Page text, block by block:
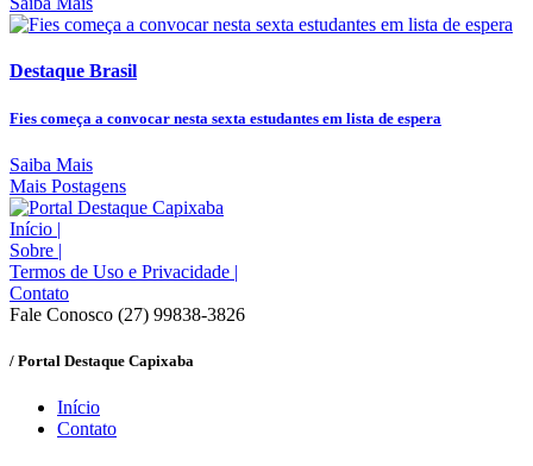
Destaque Brasil
Fies começa a convocar nesta sexta estudantes em lista de espera
Saiba Mais
Mais Postagens
Início |
Sobre |
Termos de Uso e Privacidade |
Contato
Fale Conosco (27) 99838-3826
/ Portal Destaque Capixaba
Início
Contato